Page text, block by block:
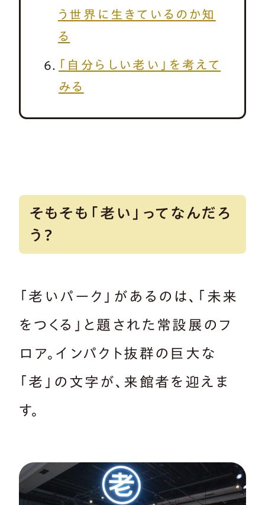
う世界に生きているのか知
る
「自分らしい老い」を考えて
みる
そもそも「老い」ってなんだろ
う？
「老いパーク」があるのは、「未来
をつくる」と題された常設展のフ
ロア。インパクト抜群の巨大な
「老」の文字が、来館者を迎えま
す。